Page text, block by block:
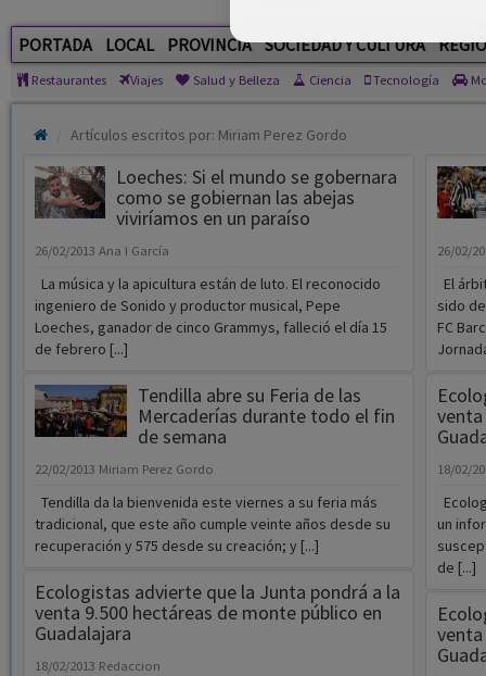
PORTADA LOCAL PROVINCIA SOCIEDAD Y CULTURA
Restaurantes Viajes Salud y Belleza Ciencia Tecnología
Artículos escritos por: Miriam Perez Gordo
Loeches: Si el mundo se gobernara
como se gobiernan las abejas
viviríamos en un paraíso
26/02/2013 Ana I García
La música y la apicultura están de luto. El reconocido
ingeniero de Sonido y productor musical, Pepe
Loeches, ganador de cinco Grammys, falleció el día 15
de febrero [...]
Tendilla abre su Feria de las
Mercaderías durante todo el fin
de semana
22/02/2013 Miriam Perez Gordo
Tendilla da la bienvenida este viernes a su feria más
tradicional, que este año cumple veinte años desde su
recuperación y 575 desde su creación; y [...]
Ecologistas advierte que la Junta pondrá a la
venta 9.500 hectáreas de monte público en
Guadalajara
18/02/2013 Redaccion
26/02/
El
sido
FC
18/02/
un
de [...]